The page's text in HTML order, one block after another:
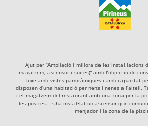
Ajut per “Ampliació i millora de les instal.lacions
magatzem, ascensor i suites)” amb l’objectiu de
luxe amb vistes panoràmiques i amb capacitat
disposen d’una habitació per nens i nenes a l’altell.
i el magatzem del restaurant amb una zona per la
les postres. I s’ha instal•lat un ascensor que
menjador i la zona de la